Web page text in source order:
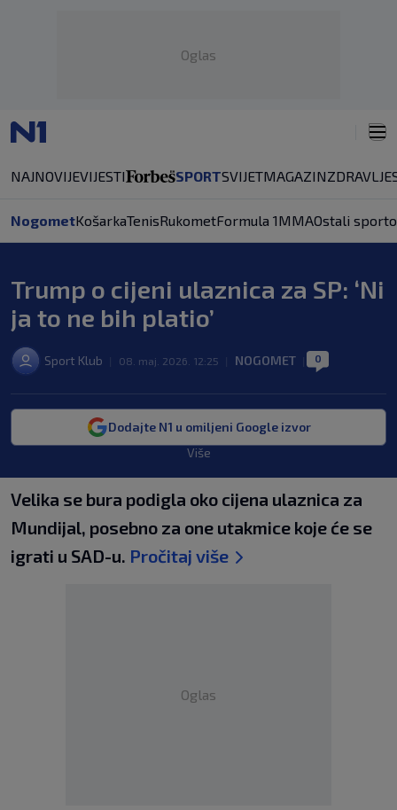
Oglas
NAJNOVIJEVIJESTI SPORTSVIJETMAGAZINZDRAVLJE
NogometKošarkaTenisRukometFormula 1MMAOstali
Trump o cijeni ulaznica za SP: ‘Ni
ja to ne bih platio’
Sport Klub 08. maj. 2026. 12:25 NOGOMET 0
Dodajte N1 u omiljeni Google izvor
Više
Velika se bura podigla oko cijena ulaznica za
Mundijal, posebno za one utakmice koje će se
igrati u SAD-u. Pročitaj više
Oglas